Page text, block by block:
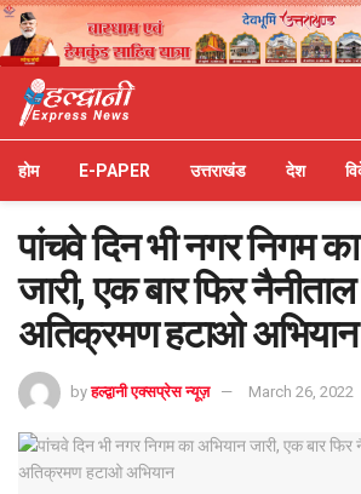
होम E-PAPER उत्तराखंड देश
पांचवे दिन भी नगर निगम
जारी, एक बार फिर
अतिक्रमण हटाओ अभियान
by हल्द्वानी एक्सप्रेस न्यूज़ March 26, 2022